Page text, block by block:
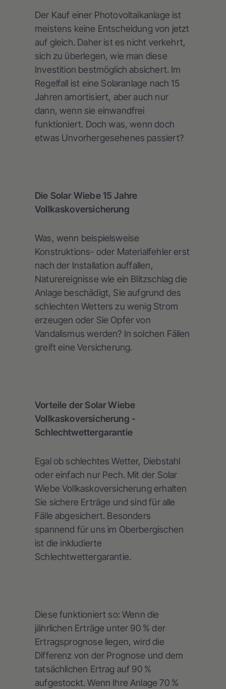
Der Kauf einer Photovoltaikanlage ist
meistens keine Entscheidung von jetzt
auf gleich. Daher ist es nicht verkehrt,
sich zu überlegen, wie man diese
Investition bestmöglich absichert. Im
Regelfall ist eine Solaranlage nach 15
Jahren amortisiert, aber auch nur
dann, wenn sie einwandfrei
funktioniert. Doch was, wenn doch
etwas Unvorhergesehenes passiert?
Die Solar Wiebe 15 Jahre
Vollkaskoversicherung
Was, wenn beispielsweise
Konstruktions- oder Materialfehler erst
nach der Installation auffallen,
Naturereignisse wie ein Blitzschlag die
Anlage beschädigt, Sie aufgrund des
schlechten Wetters zu wenig Strom
erzeugen oder Sie Opfer von
Vandalismus werden? In solchen Fällen
greift eine Versicherung.
Vorteile der Solar Wiebe
Vollkaskoversicherung -
Schlechtwettergarantie
Egal ob schlechtes Wetter, Diebstahl
oder einfach nur Pech. Mit der Solar
Wiebe Vollkaskoversicherung erhalten
Sie sichere Erträge und sind für alle
Fälle abgesichert. Besonders
spannend für uns im Oberbergischen
ist die inkludierte
Schlechtwettergarantie.
Diese funktioniert so: Wenn die
jährlichen Erträge unter 90 % der
Ertragsprognose liegen, wird die
Differenz von der Prognose und dem
tatsächlichen Ertrag auf 90 %
aufgestockt. Wenn Ihre Anlage 70 %